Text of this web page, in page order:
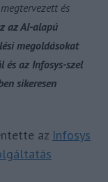
és
az AI-alapú
megoldásokat
és az Infosys-szel
sikeresen
az Infosys